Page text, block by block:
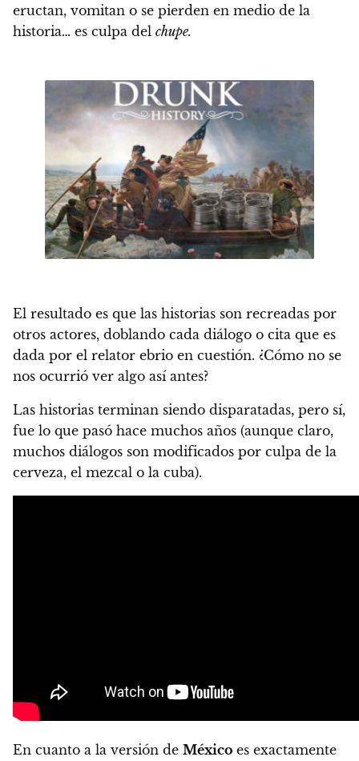
eructan, vomitan o se pierden en medio de la
historia… es culpa del chupe.
El resultado es que las historias son recreadas por
otros actores, doblando cada diálogo o cita que es
dada por el relator ebrio en cuestión. ¿Cómo no se
nos ocurrió ver algo así antes?
Las historias terminan siendo disparatadas, pero sí,
fue lo que pasó hace muchos años (aunque claro,
muchos diálogos son modificados por culpa de la
cerveza, el mezcal o la cuba).
En cuanto a la versión de México es exactamente